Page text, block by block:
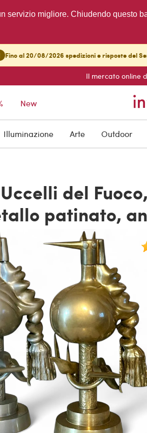
servizio migliore. Chiudendo
Fino al 20/08/2026 spedizioni e risposte del
Il mercato online
New
Illuminazione Arte Outdoor
del Fuoco,
patinato,